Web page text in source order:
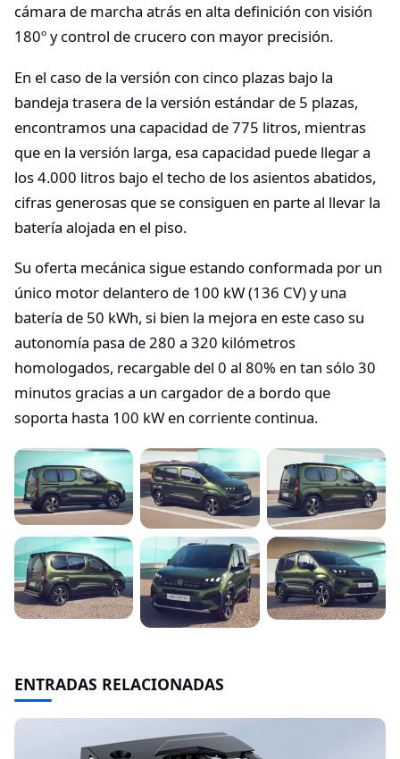
cámara de marcha atrás en alta definición con visión
180º y control de crucero con mayor precisión.
En el caso de la versión con cinco plazas bajo la
bandeja trasera de la versión estándar de 5 plazas,
encontramos una capacidad de 775 litros, mientras
que en la versión larga, esa capacidad puede llegar a
los 4.000 litros bajo el techo de los asientos abatidos,
cifras generosas que se consiguen en parte al llevar la
batería alojada en el piso.
Su oferta mecánica sigue estando conformada por un
único motor delantero de 100 kW (136 CV) y una
batería de 50 kWh, si bien la mejora en este caso su
autonomía pasa de 280 a 320 kilómetros
homologados, recargable del 0 al 80% en tan sólo 30
minutos gracias a un cargador de a bordo que
soporta hasta 100 kW en corriente continua.
ENTRADAS RELACIONADAS